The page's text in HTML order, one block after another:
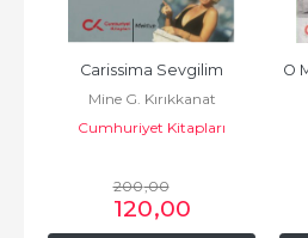
Carissima Sevgilim
Mine G. Kırıkkanat
Cumhuriyet Kitapları
200,00
120,00
O